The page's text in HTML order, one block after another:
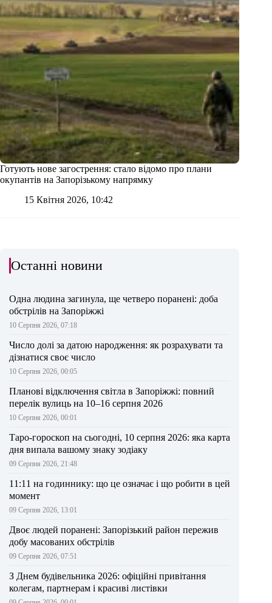
Готують нове загострення: стало відомо про плани
окупантів на Запорізькому напрямку
15 Квітня 2026, 10:42
Останні новини
Одна людина загинула, ще четверо поранені: доба
обстрілів на Запоріжжі
10 Серпня 2026, 07:18
Число долі за датою народження: як розрахувати та
дізнатися своє число
10 Серпня 2026, 00:05
Планові відключення світла в Запоріжжі: повний
перелік вулиць на 10–16 серпня 2026
10 Серпня 2026, 00:01
Таро-гороскоп на сьогодні, 10 серпня 2026: яка карта
дня випала вашому знаку зодіаку
09 Серпня 2026, 21:48
11:11 на годиннику: що це означає і що робити в цей
момент
09 Серпня 2026, 13:01
Двоє людей поранені: Запорізький район пережив
добу масованих обстрілів
09 Серпня 2026, 07:51
З Днем будівельника 2026: офіційні привітання
колегам, партнерам і красиві листівки